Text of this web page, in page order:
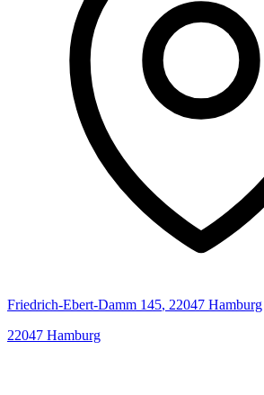
Friedrich-Ebert-Damm 145, 22047 Hamburg
22047 Hamburg